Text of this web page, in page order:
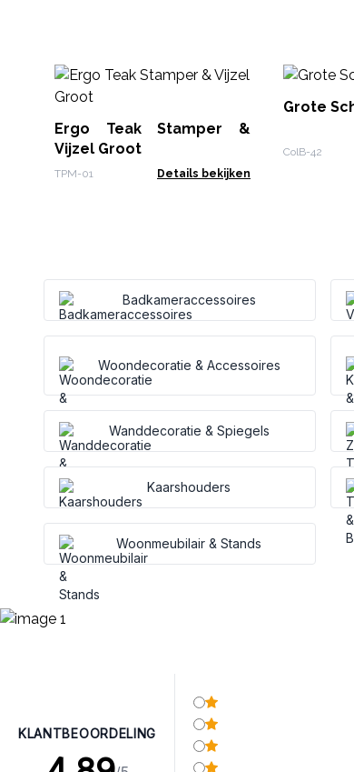
Ergo Teak Stamper &
Vijzel Groot
TPM-01 Details bekijken
Grote
ColB-42
Badkameraccessoires
Woondecoratie & Accessoires
Wanddecoratie & Spiegels
Kaarshouders
Woonmeubilair & Stands
KLANTBEOORDELING